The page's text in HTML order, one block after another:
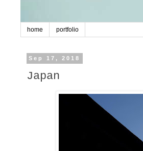
home portfolio
Sep 17, 2018
Japan